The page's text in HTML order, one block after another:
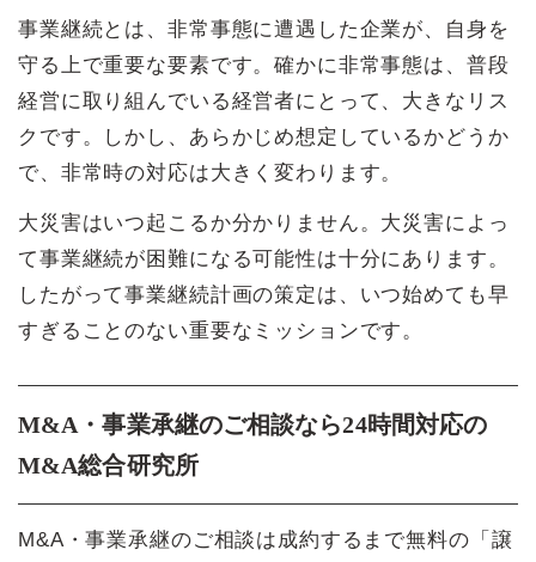
事業継続とは、非常事態に遭遇した企業が、自身を
守る上で重要な要素です。確かに非常事態は、普段
経営に取り組んでいる経営者にとって、大きなリス
クです。しかし、あらかじめ想定しているかどうか
で、非常時の対応は大きく変わります。
大災害はいつ起こるか分かりません。大災害によっ
て事業継続が困難になる可能性は十分にあります。
したがって事業継続計画の策定は、いつ始めても早
すぎることのない重要なミッションです。
M&A・事業承継のご相談なら24時間対応の
M&A総合研究所
M&A・事業承継のご相談は成約するまで無料の「譲